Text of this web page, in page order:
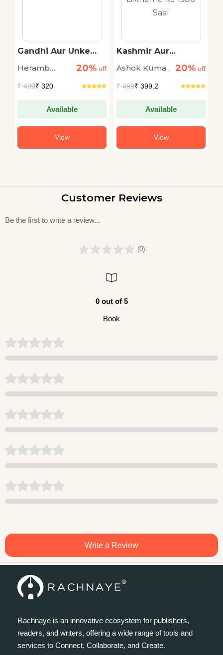
Gandhi Aur Unke
Heramb
20% off
₹400₹ 320
Available
View
Kashmir Aur
Basne Aur Bikharne
Ashok Kumar
20% off
₹499₹ 399.2
Available
View
Customer Reviews
Be the first to write a review...
(0)
0 out of 5
Book
Write a Review
Rachnaye is an innovative ecosystem for publishers,
readers, and writers, offering a wide range of tools and
services to Connect, Collaborate, and Create.